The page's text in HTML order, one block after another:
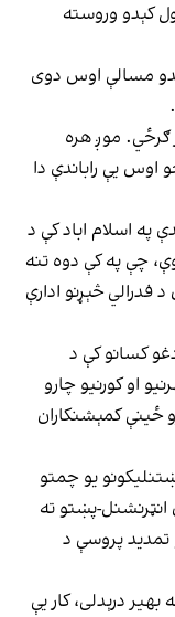
کېدو وروسته
مسالې اوس دوی
ګرځي. موږ هره
اوس یې راباندې دا
په اسلام اباد کې د
چې په کې دوه تنه
څېړنو ادارې
کسانو کې د
او کورنیو چارو
ځینې کمېشنکاران
یو چمتو
پښتو ته
تمدید پروسې د
درېدلی، کار یې